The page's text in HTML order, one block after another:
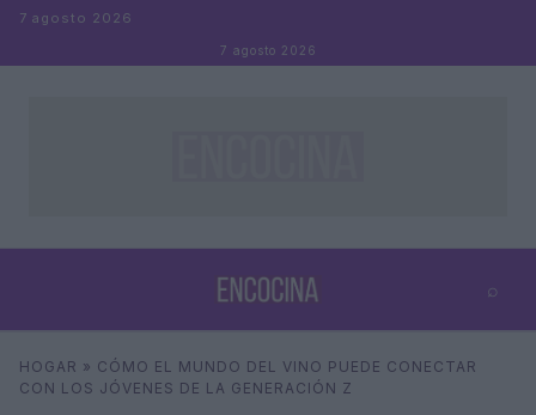
Saltar al contenido
7 agosto 2026
7 agosto 2026
⌕
Buscar ⌕
HOGAR » CÓMO EL MUNDO DEL VINO PUEDE CONECTAR
CON LOS JÓVENES DE LA GENERACIÓN Z